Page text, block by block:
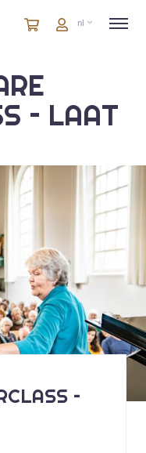
Winkelmandje
artikelen
Account
nl
– LAAT
–